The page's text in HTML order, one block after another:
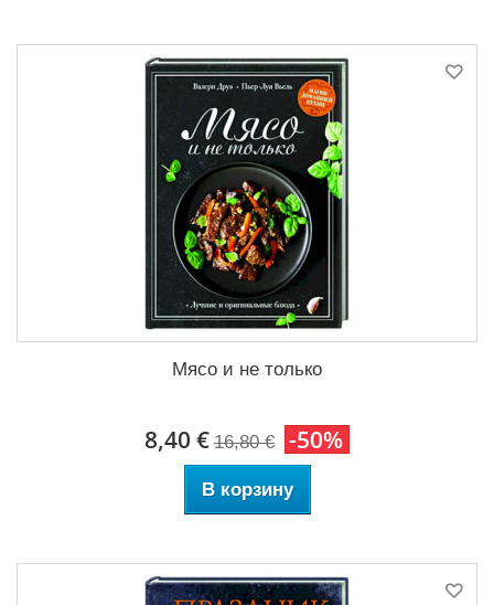
Мясо и не только
8,40 € 16,80 € -50%
В корзину